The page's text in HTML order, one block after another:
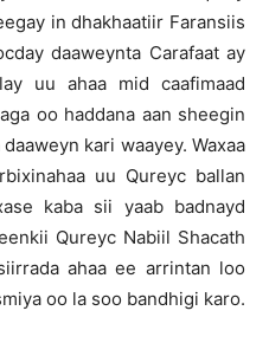
in dhakhaatiir Faransiis
daaweynta Carafaat ay
uu ahaa mid caafimaad
oo haddana aan sheegin
kari waayey. Waxaa
uu Qureyc ballan
kaba sii yaab badnayd
Qureyc Nabiil Shacath
ahaa ee arrintan loo
oo la soo bandhigi karo.